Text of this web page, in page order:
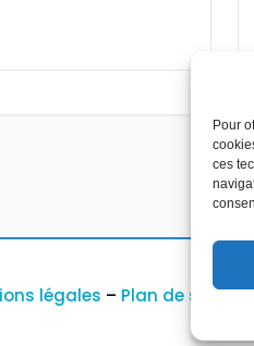
Pour
ces
légales – Plan de site